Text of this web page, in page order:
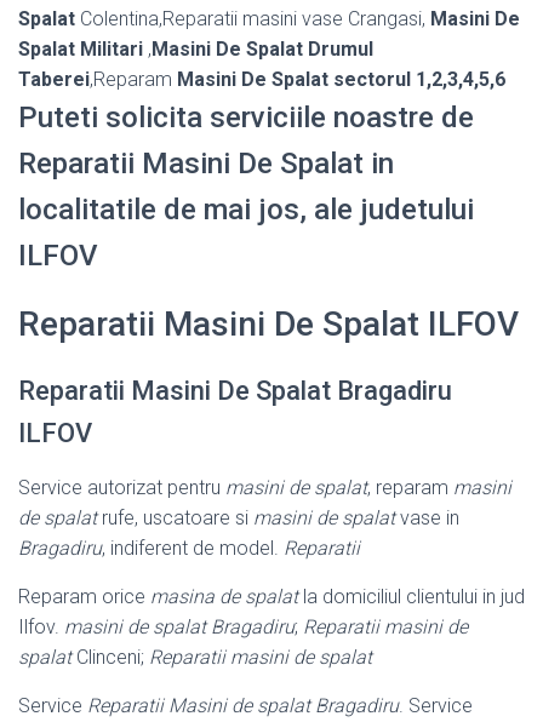
Spalat Colentina,Reparatii masini vase Crangasi, Masini De
Spalat Militari ,Masini De Spalat Drumul
Taberei,Reparam Masini De Spalat sectorul 1,2,3,4,5,6
Puteti solicita serviciile noastre de
Reparatii Masini De Spalat in
localitatile de mai jos, ale judetului
ILFOV
Reparatii Masini De Spalat ILFOV
Reparatii Masini De Spalat Bragadiru
ILFOV
Service autorizat pentru masini de spalat, reparam masini
de spalatrufe, uscatoare si masini de spalatvase in
Bragadiru, indiferent de model. Reparatii
Reparam orice masina de spalatla domiciliul clientului in jud
Ilfov. masini de spalat Bragadiru; Reparatii masini de
spalatClinceni; Reparatii masini de spalat
Service Reparatii Masini de spalat Bragadiru. Service